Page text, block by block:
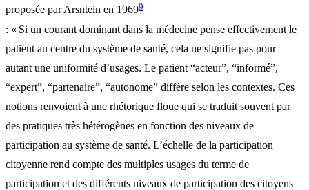
proposée par Arsntein en 19699
: « Si un courant dominant dans la médecine pense effectivement le
patient au centre du système de santé, cela ne signifie pas pour
autant une uniformité d’usages. Le patient “acteur”, “informé”,
“expert”, “partenaire”, “autonome” diffère selon les contextes. Ces
notions renvoient à une rhétorique floue qui se traduit souvent par
des pratiques très hétérogènes en fonction des niveaux de
participation au système de santé. L’échelle de la participation
citoyenne rend compte des multiples usages du terme de
participation et des différents niveaux de participation des citoyens